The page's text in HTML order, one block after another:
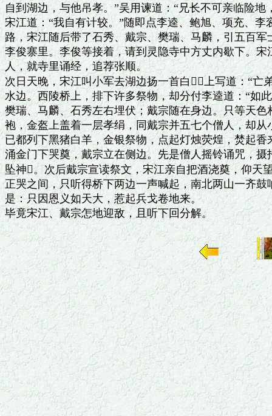
自到湖边，与他吊孝。”吴用谏道：“兄长不可亲临险地
宋江道：“我自有计较。”随即点李逵、鲍旭、项充、李
路，宋江随后带了石秀、戴宗、樊瑞、马麟，引五百
李俊寨里。李俊等接着，请到灵隐寺中方丈内歇下。
人，就寺里诵经，追荐张顺。
次日天晚，宋江叫小军去湖边扬一首白，上写道：“亡
水边。西陵桥上，排下许多祭物，却分付李逵道：“如
樊瑞、马麟、石秀左右埋伏；戴宗随在身边。只等天
袍，金盔上盖着一层孝绢，同戴宗并五七个僧人，却
已都列下黑猪白羊，金银祭物，点起灯烛荧煌，焚起
涌金门下哭奠，戴宗立在侧边。先是僧人摇铃诵咒，
坠神。次后戴宗宣读祭文，宋江亲自把酒浇奠，仰天
正哭之间，只听得桥下两边一声喊起，南北两山一齐
是：只因恩义如天大，惹起兵戈卷地来。